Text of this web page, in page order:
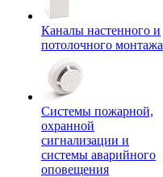
Каналы настенного и
потолочного монтажа
Системы пожарной,
охранной
сигнализации и
системы аварийного
оповещения